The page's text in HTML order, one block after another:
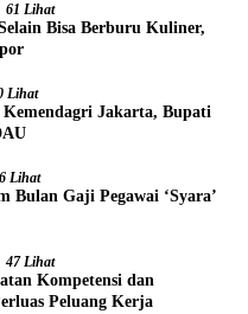
61 Lihat
Bisa Berburu Kuliner,
Lihat
Jakarta, Bupati
Lihat
Bulan Gaji Pegawai ‘Syara’
47 Lihat
Kompetensi dan
Peluang Kerja